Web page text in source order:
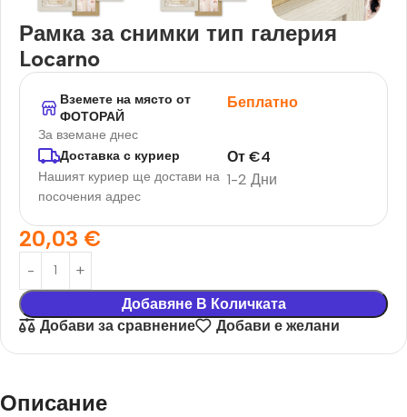
Рамка за снимки тип галерия
Locarno
Вземете на място от
ФОТОРАЙ
За вземане днес
Беплатно
Доставка с куриер
Нашият куриер ще достави на
посочения адрес
1-2 Дни
От€4
20,03 €
Добавяне В Количката
Добави за сравнение
Добави е желани
Описание